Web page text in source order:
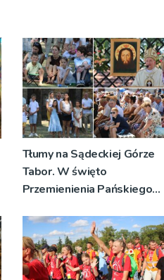
Tłumy na Sądeckiej Górze
Tabor. W święto
Przemienienia Pańskiego
znaczeniu Sakramentów
[ZDJĘCIA]